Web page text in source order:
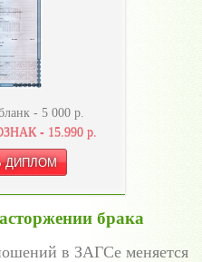
- 5 000 р.
- 15.990 р.
брака
в ЗАГСе меняется